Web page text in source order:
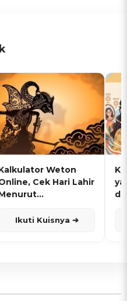
Weton
Cek Hari Lahir
Ikuti Kuisnya ➔